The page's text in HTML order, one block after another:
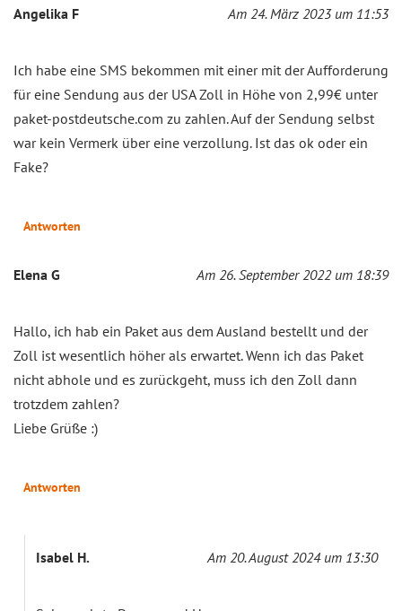
Angelika F Am 24. März 2023 um 11:53
Ich habe eine SMS bekommen mit einer mit der Aufforderung
für eine Sendung aus der USA Zoll in Höhe von 2,99€ unter
paket-postdeutsche.com zu zahlen. Auf der Sendung selbst
war kein Vermerk über eine verzollung. Ist das ok oder ein
Fake?
Antworten
Elena G Am 26. September 2022 um 18:39
Hallo, ich hab ein Paket aus dem Ausland bestellt und der
Zoll ist wesentlich höher als erwartet. Wenn ich das Paket
nicht abhole und es zurückgeht, muss ich den Zoll dann
trotzdem zahlen?
Liebe Grüße :)
Antworten
Isabel H. Am 20. August 2024 um 13:30